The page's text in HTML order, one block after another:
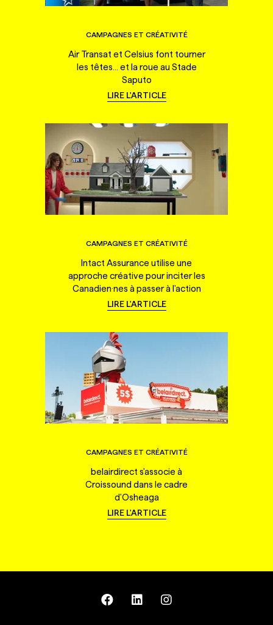
CAMPAGNES ET CRÉATIVITÉ
Air Transat et Celsius font tourner
les têtes... et la roue au Stade
Saputo
LIRE L'ARTICLE
CAMPAGNES ET CRÉATIVITÉ
Intact Assurance utilise une
approche créative pour inciter les
Canadien·nes à passer à l'action
LIRE L'ARTICLE
CAMPAGNES ET CRÉATIVITÉ
belairdirect s'associe à
Croissound dans le cadre
d'Osheaga
LIRE L'ARTICLE